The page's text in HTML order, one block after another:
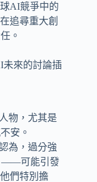
AI競爭中的
追尋重大創
。
物，尤其是
安。
為，過分強
——可能引發
們特別擔